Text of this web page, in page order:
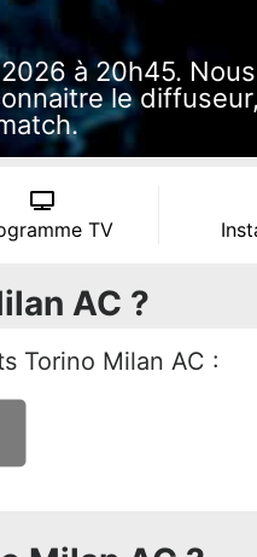
à 20h45.
le
TV
AC ?
Torino Milan AC :